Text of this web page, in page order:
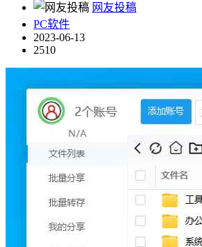
网友投稿
PC软件
2023-06-13
2510